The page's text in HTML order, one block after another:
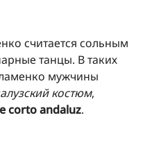
считается сольным
танцы. В таких
мужчины
костюм,
corto andaluz.